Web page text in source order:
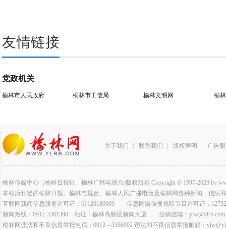
友情链接
党政机关
榆林市人民政府 榆林市工信局 榆林文明网 榆
关于我们 联系我们 版权声明 广告
榆林传媒中心（榆林日报社、榆林广播电视台)版权所有 Copyright © 1997-2023 by
本站所刊登的榆林日报、榆林电视台、榆林人民广播电台及榆林网各种新闻﹑信
互联网新闻信息服务许可证：61120180009 信息网络传播视听节目许可证：
新闻热线：0912-3361398 地址：榆林高新区新闻大厦 投稿信箱：ylw@ylrb.com
榆林网违法和不良信息举报电话：0912—3366992 违法和不良信息举报邮箱：